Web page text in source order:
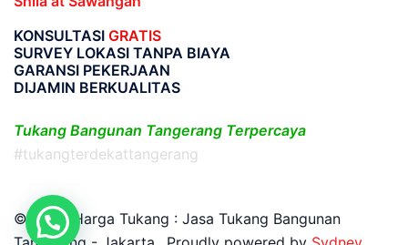
KONSULTASI GRATIS
SURVEY LOKASI TANPA BIAYA
GARANSI PEKERJAAN
DIJAMIN BERKUALITAS
Tukang Bangunan Tangerang Terpercaya
#tukangterdekattangerang
© 2026 Harga Tukang : Jasa Tukang Bangunan